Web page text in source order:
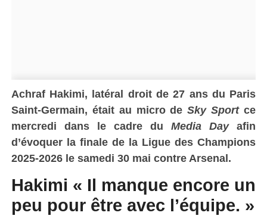
Achraf Hakimi, latéral droit de 27 ans du Paris
Saint-Germain, était au micro deSky Sportce
mercredi dans le cadre duMedia Dayafin
d’évoquer la finale de la Ligue des Champions
2025-2026 le samedi 30 mai contre Arsenal.
Hakimi « Il manque encore un
peu pour être avec l’équipe. »